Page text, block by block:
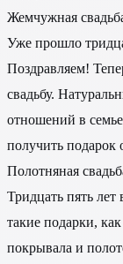
Жемчужная
Уже прошло
Поздравляем!
свадьбу.
отношений в
получить
Полотняная
Тридцать пять
такие подарки,
покрывала и